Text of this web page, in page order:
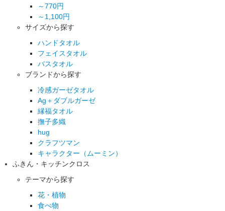
～770円
～1,100円
サイズから探す
ハンドタオル
フェイスタオル
バスタオル
ブランドから探す
冷感ガーゼタオル
Ag＋ダブルガーゼ
縁福タオル
撫子多織
hug
クラフツマン
キャラクター（ムーミン）
ふきん・キッチンクロス
テーマから探す
花・植物
食べ物